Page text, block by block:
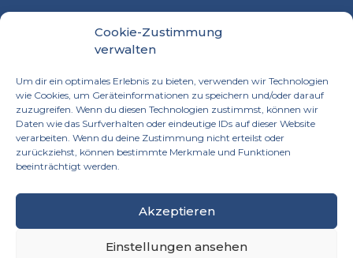
Cookie-Zustimmung
verwalten
Um dir ein optimales Erlebnis zu bieten, verwenden wir Technologien
wie Cookies, um Geräteinformationen zu speichern und/oder darauf
zuzugreifen. Wenn du diesen Technologien zustimmst, können wir
Daten wie das Surfverhalten oder eindeutige IDs auf dieser Website
verarbeiten. Wenn du deine Zustimmung nicht erteilst oder
zurückziehst, können bestimmte Merkmale und Funktionen
beeinträchtigt werden.
Akzeptieren
Einstellungen ansehen
Musikerziehung Naturwissenschaften
Russisch Spanisch Sprachen
Technisches Werken Textiles Werken